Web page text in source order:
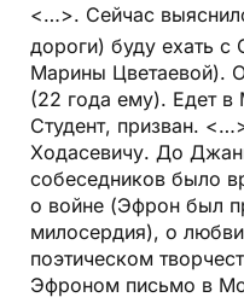
<…>. Сейчас
дороги) буду ехать
Марины Цветаевой).
(22 года ему). Едет
Студент, призван.
Ходасевичу. До
собеседников было
о войне (Эфрон был
милосердия), о
поэтическом
Эфроном письмо в